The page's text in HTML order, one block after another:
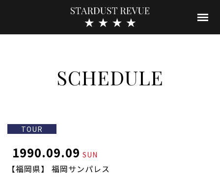
SCHEDULE
TOUR
1990.09.09 SUN
【福岡県】 福岡サンパレス